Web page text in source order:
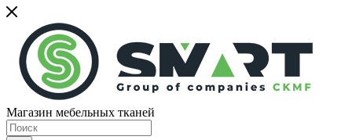
Магазин мебельных тканей